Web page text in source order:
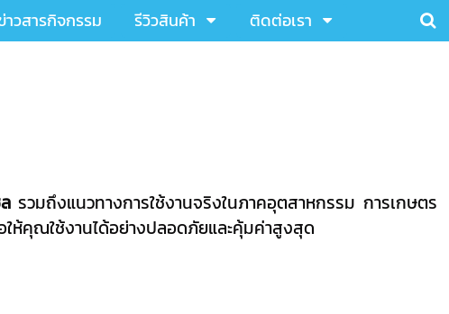
าวสารกิจกรรม รีวิวสินค้า ติดต่อเรา
รวมถึงแนวทางการใช้งานจริงในภาคอุตสาหกรรม การเกษตร
ห้คุณใช้งานได้อย่างปลอดภัยและคุ้มค่าสูงสุด